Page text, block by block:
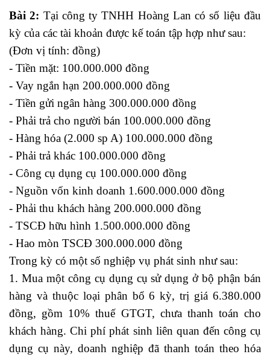
Bài 2: Tại công ty TNHH Hoàng Lan có số liệu đầu
kỳ của các tài khoản được kế toán tập hợp như sau:
(Đơn vị tính: đồng)
- Tiền mặt: 100.000.000 đồng
- Vay ngắn hạn 200.000.000 đồng
- Tiền gửi ngân hàng 300.000.000 đồng
- Phải trả cho người bán 100.000.000 đồng
- Hàng hóa (2.000 sp A) 100.000.000 đồng
- Phải trả khác 100.000.000 đồng
- Công cụ dụng cụ 100.000.000 đồng
- Nguồn vốn kinh doanh 1.600.000.000 đồng
- Phải thu khách hàng 200.000.000 đồng
- TSCĐ hữu hình 1.500.000.000 đồng
- Hao mòn TSCĐ 300.000.000 đồng
Trong kỳ có một số nghiệp vụ phát sinh như sau:
1. Mua một công cụ dụng cụ sử dụng ở bộ phận bán
hàng và thuộc loại phân bổ 6 kỳ, trị giá 6.380.000
đồng, gồm 10% thuế GTGT, chưa thanh toán cho
khách hàng. Chi phí phát sinh liên quan đến công cụ
dụng cụ này, doanh nghiệp đã thanh toán theo hóa